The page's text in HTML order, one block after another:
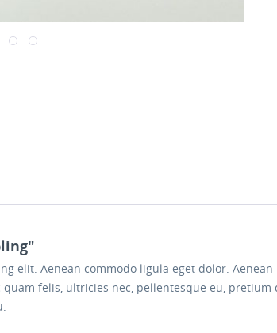
elit. Aenean commodo ligula eget dolor.
felis, ultricies nec, pellentesque eu,